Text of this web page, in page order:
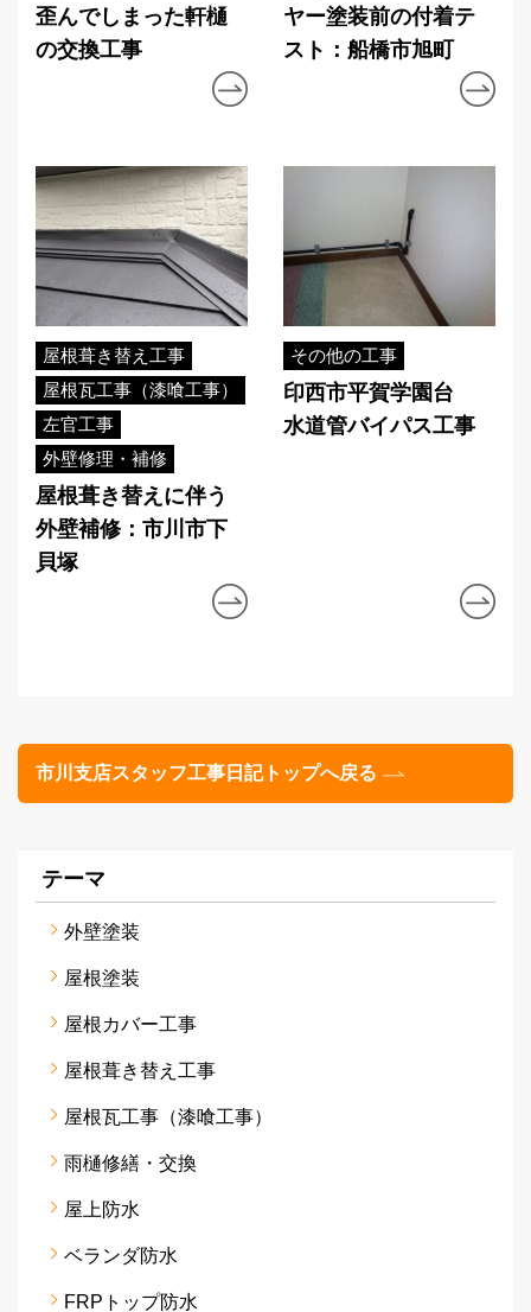
歪んでしまった軒樋
の交換工事
ヤー塗装前の付着テ
スト：船橋市旭町
屋根葺き替え工事
屋根瓦工事（漆喰工事）
左官工事
外壁修理・補修
屋根葺き替えに伴う
外壁補修：市川市下
貝塚
その他の工事
印西市平賀学園台
水道管バイパス工事
市川支店スタッフ工事日記トップへ戻る
テーマ
外壁塗装
屋根塗装
屋根カバー工事
屋根葺き替え工事
屋根瓦工事（漆喰工事）
雨樋修繕・交換
屋上防水
ベランダ防水
FRPトップ防水